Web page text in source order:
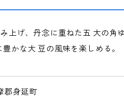
上げ、丹念に重ねた五 大の角
かな大 豆の風味を楽しめる。
郡身延町